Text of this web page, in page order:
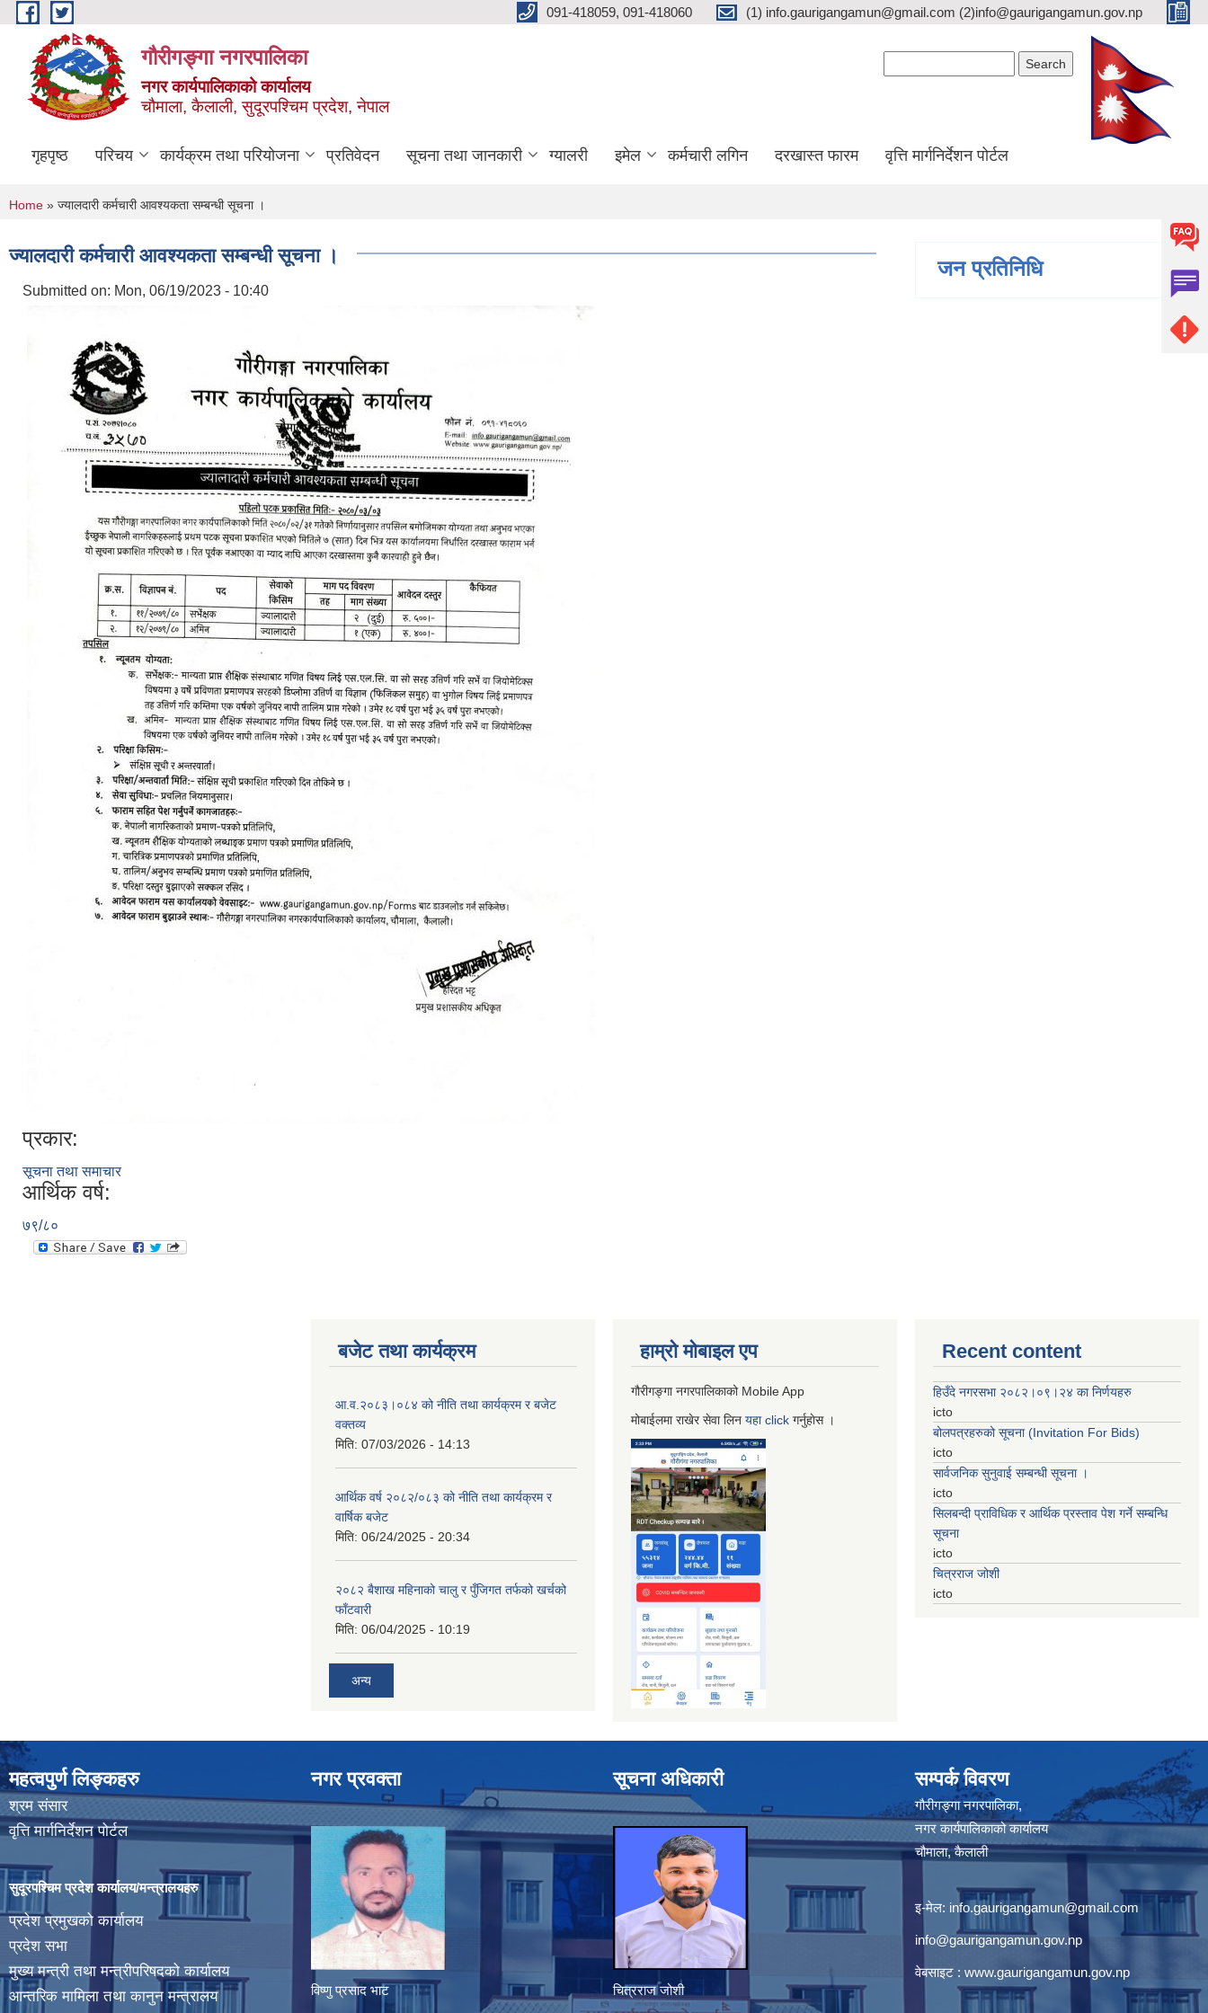
Skip to main content 091-418059, 091-418060 (1) info.gaurigangamun@gmail.com (2)info@gaurigangamun.gov.np
गौरीगङ्गा नगरपालिका
नगर कार्यपालिकाको कार्यालय
चौमाला, कैलाली, सुदूरपश्चिम प्रदेश, नेपाल
गृहपृष्ठ परिचय कार्यक्रम तथा परियोजना प्रतिवेदन सूचना तथा जानकारी ग्यालरी इमेल कर्मचारी लगिन दरखास्त फारम वृत्ति मार्गनिर्देशन पोर्टल
You are here
Home » ज्यालदारी कर्मचारी आवश्यकता सम्बन्धी सूचना ।
ज्यालदारी कर्मचारी आवश्यकता सम्बन्धी सूचना ।
Submitted on: Mon, 06/19/2023 - 10:40
प्रकार:
सूचना तथा समाचार
आर्थिक वर्ष:
७९/८०
जन प्रतिनिधि
बजेट तथा कार्यक्रम
आ.व.२०८३।०८४ को नीति तथा कार्यक्रम र बजेट
वक्तव्य
मिति: 07/03/2026 - 14:13
आर्थिक वर्ष २०८२/०८३ को नीति तथा कार्यक्रम र
वार्षिक बजेट
मिति: 06/24/2025 - 20:34
२०८२ बैशाख महिनाको चालु र पुँजिगत तर्फको खर्चको
फाँटवारी
मिति: 06/04/2025 - 10:19
अन्य
हाम्रो माेबाइल एप
गौरीगङ्गा नगरपालिकाको Mobile App
मोबाईलमा राखेर सेवा लिन यहाclick गर्नुहाेस ।
Recent content
हिउँदे नगरसभा २०८२।०९।२४ का निर्णयहरु
icto
बोलपत्रहरुको सूचना (Invitation For Bids)
icto
सार्वजनिक सुनुवाई सम्बन्धी सूचना ।
icto
सिलबन्दी प्राविधिक र आर्थिक प्रस्ताव पेश गर्ने सम्बन्धि
सूचना
icto
चित्रराज जोशी
icto
महत्वपुर्ण लिङ्कहरु
श्रम संसार
वृत्ति मार्गनिर्देशन पोर्टल
सुदूरपश्चिम प्रदेश कार्यालय/मन्त्रालयहरु
प्रदेश प्रमुखको कार्यालय
प्रदेश सभा
मुख्य मन्त्री तथा मन्त्रीपरिषदको कार्यालय
आन्तरिक मामिला तथा कानुन मन्त्रालय
नगर प्रवक्ता
विष्णु प्रसाद भाट
सूचना अधिकारी
चित्रराज जोशी
सम्पर्क विवरण
गौरीगङ्गा नगरपालिका,
नगर कार्यपालिकाको कार्यालय
चौमाला, कैलाली
इ-मेल: info.gaurigangamun@gmail.com
info@gaurigangamun.gov.np
वेबसाइट : www.gaurigangamun.gov.np